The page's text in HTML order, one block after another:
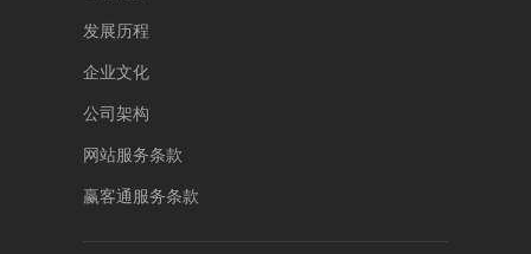
发展历程
企业文化
公司架构
网站服务条款
赢客通 服务条款